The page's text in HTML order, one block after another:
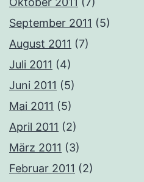
September 2011 (5)
August 2011 (7)
Juli 2011 (4)
Juni 2011 (5)
Mai 2011 (5)
April 2011 (2)
März 2011 (3)
Februar 2011 (2)